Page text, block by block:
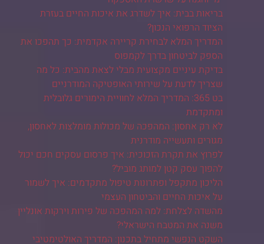
בריאות בבית: איך לשדרג את איכות החיים בעזרת
הציוד הרפואי הנכון?
המדריך המלא לבחירת קריירה אקדמית: כך תהפכו את
הספק לביטחון בדרך לקמפוס
בדיקת עיניים מקצועית מבלי לצאת מהבית: כל מה
שצריך לדעת על שירותי האופטיקה המודרניים
בט 365: המדריך המלא לחוויית הימורים גלובלית
ומתקדמת
לא רק אחסון: המהפכה של מכולות מומלצות לאחסון,
מגורים ותעשייה מודרנית
לפרוץ את תקרת הזכוכית: איך פרסום עסקים חכם יכול
להפוך עסק קטן למותג מוביל?
הליכון מתקפל ופתרונות טיפול מתקדמים: איך לשמור
על איכות החיים והביטחון העצמי
מהשדה לצלחת: למה המהפכה של פירות וירקות אונליין
משנה את המטבח הישראלי?
השקט הנפשי מתחיל בתכנון: המדריך האולטימטיבי